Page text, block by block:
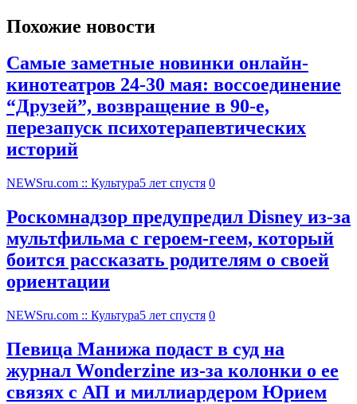
Похожие новости
Самые заметные новинки онлайн-
кинотеатров 24-30 мая: воссоединение
“Друзей”, возвращение в 90-е,
перезапуск психотерапевтических
историй
NEWSru.com :: Культура5 лет спустя 0
Роскомнадзор предупредил Disney из-за
мультфильма c героем-геем, который
боится рассказать родителям о своей
ориентации
NEWSru.com :: Культура5 лет спустя 0
Певица Манижа подаст в суд на
журнал Wonderzine из-за колонки о ее
связях с АП и миллиардером Юрием